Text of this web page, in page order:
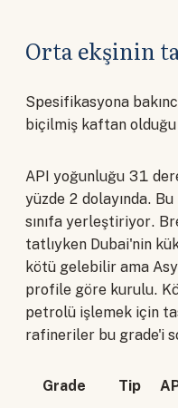
Orta ekşinin
Spesifikasyona
biçilmiş kaftan olduğu
API yoğunluğu 31
yüzde 2 dolayında.
sınıfa yerleştiriyor.
tatlıyken Dubai'nin
kötü gelebilir ama
profile göre kurulu.
petrolü işlemek için
rafineriler bu grade'i
Grade Tip